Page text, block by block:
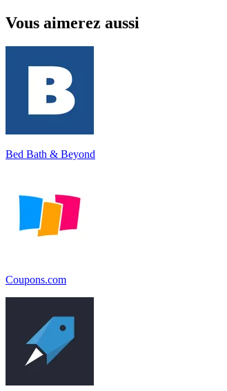
Vous aimerez aussi
Bed Bath & Beyond
Coupons.com